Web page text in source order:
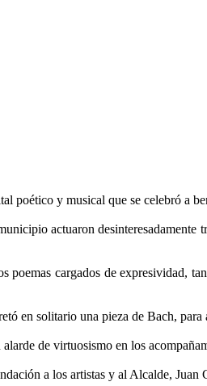
poético y musical que se celebró a
actuaron
cargados de expresividad,
en solitario una pieza de Bach,
de virtuosismo en los
a los artistas y al Alcalde,